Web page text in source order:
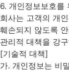
6. 개인정보보호를
회사는 고객의 개
훼손되지 않도록
관리적 대책을 강
[기술적 대책]
가. 개인정보는 비